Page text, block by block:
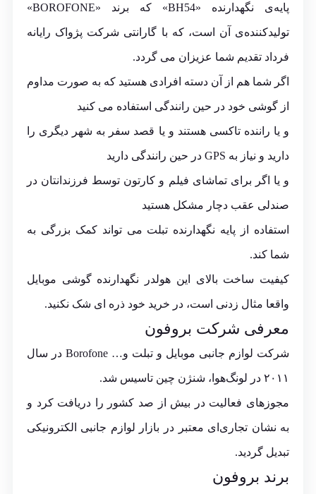
پایه‌ی نگهدارنده «BH54» که برند « BOROFONE
»
تولیدکننده‌ی آن است، که با گارانتی شرکت پژواک رایانه
فرداد تقدیم شما عزیزان می گردد.
اگر شما هم از آن دسته افرادی هستید که به صورت مداوم
از گوشی خود در حین رانندگی استفاده می کنید
و یا راننده تاکسی هستند و یا قصد سفر به شهر دیگری را
دارید و نیاز به GPS در حین رانندگی دارید
و یا اگر برای تماشای فیلم و کارتون توسط فرزندانتان در
صندلی عقب دچار مشکل هستید
استفاده از پایه نگهدارنده تبلت می تواند کمک بزرگی به
شما کند.
کیفیت ساخت بالای این هولدر نگهدارنده گوشی موبایل
واقعا مثال زدنی است، در خرید خود ذره ای شک نکنید.
معرفی شرکت بروفون
شرکت لوازم جانبی موبایل و تبلت و… Borofone در سال
۲۰۱۱ در لونگ‌هوا، شنژن چین تاسیس شد.
مجوزهای فعالیت در بیش از صد کشور را دریافت کرد و
به نشان تجاری‌ای معتبر در بازار لوازم جانبی الکترونیکی
تبدیل گردید.
برند بروفون